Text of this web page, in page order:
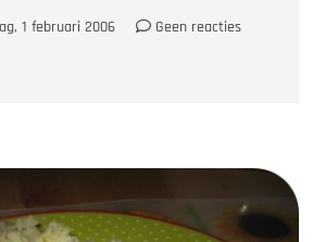
1 februari 2006
Geen reacties